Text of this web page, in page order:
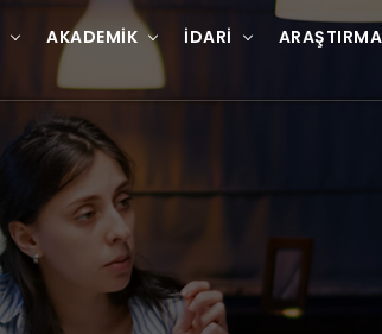
AKADEMIK İDARI ARAŞTIRMA